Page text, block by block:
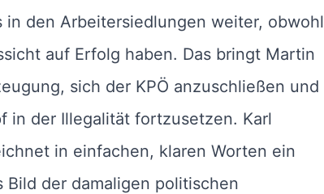
in den Arbeitersiedlungen weiter, obwohl
auf Erfolg haben. Das bringt Martin
sich der KPÖ anzuschließen und
in der Illegalität fortzusetzen. Karl
in einfachen, klaren Worten ein
Bild der damaligen politischen